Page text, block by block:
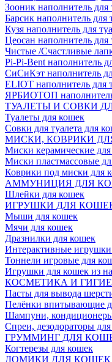
Зооник наполнитель для
Барсик наполнитель для
Кузя наполнитель для
Цеосан наполнитель для
Чистые /Счастливые
Pi-Pi-Bent наполнитель
СиСиКэт наполнитель
ELIOT наполнитель для
ЯРБИОТОП наполнитель
ТУАЛЕТЫ И СОВКИ
Туалеты для кошек
Совки для туалета для
МИСКИ, КОВРИКИ
Миски керамические
Миски пластмассовые
Коврики под миски для
АММУНИЦИЯ ДЛЯ
Шлейки для кошек
ИГРУШКИ ДЛЯ
Мыши для кошек
Мячи для кошек
Дразнилки для кошек
Интерактивные
Тоннели игровые для
Игрушки для кошек из
КОСМЕТИКА И
Пасты для вывода
Пелёнки впитывающие
Шампуни,
Спреи, дезодораторы
ГРУММИНГ ДЛЯ
Когтерезы для кошек
ДОМИКИ ДЛЯ КОШЕК